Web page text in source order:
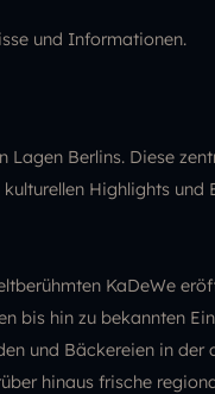
und Informationen.
Berlins. Diese
Highlights
KaDeWe
bis hin zu bekannten
und Bäckereien in
hinaus frische